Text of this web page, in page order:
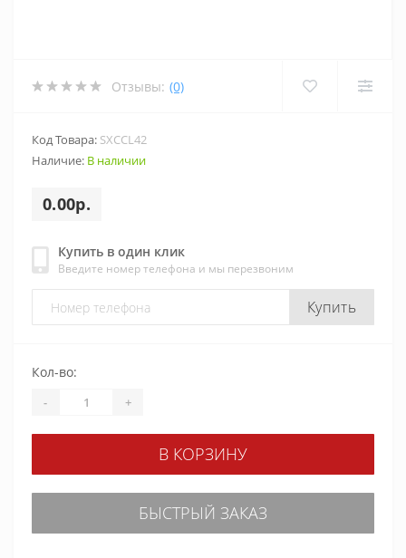
Отзывы: (0)
Код Товара: SXCCL42
Наличие: В наличии
0.00р.
Купить в один клик
Введите номер телефона и мы перезвоним
Купить
Кол-во:
- +
В КОРЗИНУ
БЫСТРЫЙ ЗАКАЗ